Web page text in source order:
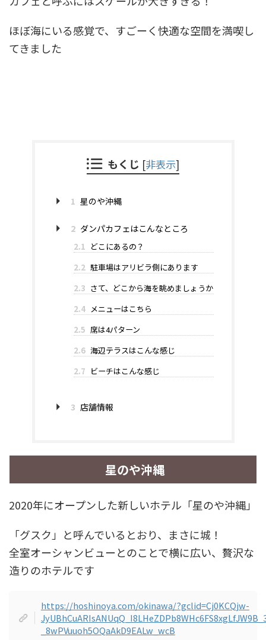
ほぼ海にいる感覚で、すごーく快適な空間を満喫し
てきました
もくじ [非表示]
1 星のや沖縄
2 ダンパカフェはこんなところ
2.1 どこにあるの？
2.2 駐車場はアリビラ側にあります
2.3 さて、どこから海を眺めましょうか
2.4 メニューはこちら
2.5 席は4パターン
2.6 海辺テラスはこんな感じ
2.7 ビーチはこんな感じ
3 店舗情報
星のや沖縄
2020年にオープンした新しいホテル「星のや沖縄」
「グスク」と呼んでいるとおり、まさに城！
全室オーシャンビューとのことで横に広い、贅沢な
造りのホテルです
https://hoshinoya.com/okinawa/?gclid=Cj0KCQjw-
_8wPVuuoh5OQaAkD9EALw_wcB